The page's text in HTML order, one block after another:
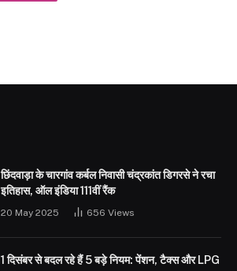
छिंदवाड़ा के चारगांव कर्बल निवासी चंद्रकांत डिगरसे ने रचा
इतिहास, ऑल इंडिया 111वीं रैंक
20 May 2025 656 Views
1 दिसंबर से बदल रहे हैं 5 बड़े नियम: पेंशन, टैक्स और LPG